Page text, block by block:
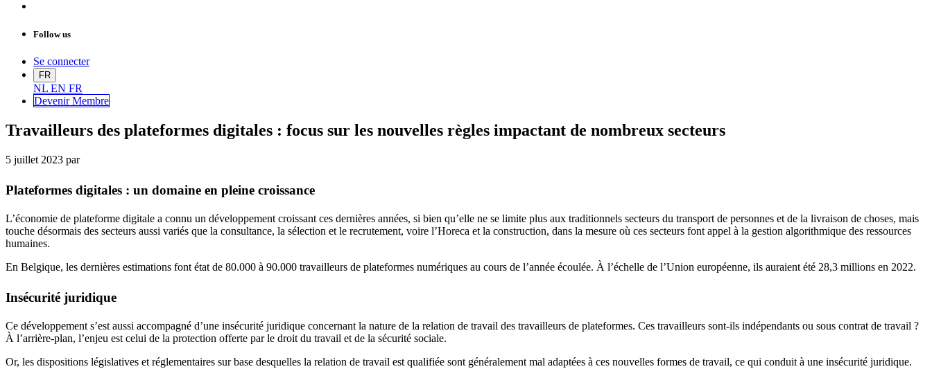
Follow us
Se connecter
FR
NL EN FR
Devenir Membre
Travailleurs des plateformes digitales : focus sur les nouvelles règles impactant de nombreux secteurs
5 juillet 2023 par
Plateformes digitales : un domaine en pleine croissance
L’économie de plateforme digitale a connu un développement croissant ces dernières années, si bien qu’elle ne se limite plus aux traditionnels secteurs du transport de personnes et de la livraison de choses, mais
touche désormais des secteurs aussi variés que la consultance, la sélection et le recrutement, voire l’Horeca et la construction, dans la mesure où ces secteurs font appel à la gestion algorithmique des ressources
humaines.
En Belgique, les dernières estimations font état de 80.000 à 90.000 travailleurs de plateformes numériques au cours de l’année écoulée. À l’échelle de l’Union européenne, ils auraient été 28,3 millions en 2022.
Insécurité juridique
Ce développement s’est aussi accompagné d’une insécurité juridique concernant la nature de la relation de travail des travailleurs de plateformes. Ces travailleurs sont-ils indépendants ou sous contrat de travail ?
À l’arrière-plan, l’enjeu est celui de la protection offerte par le droit du travail et de la sécurité sociale.
Or, les dispositions législatives et réglementaires sur base desquelles la relation de travail est qualifiée sont généralement mal adaptées à ces nouvelles formes de travail, ce qui conduit à une insécurité juridique.